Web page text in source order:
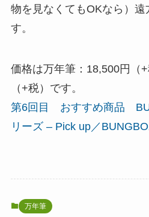
物を見なくてもOKなら）
す。
価格は万年筆：18,500円（
（+税）です。
第6回目 おすすめ商品
リーズ – Pick up／
万年筆